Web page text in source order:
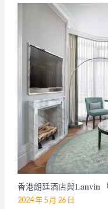
香港朗廷酒店與Lanvin
2024 年 5 月 26 日